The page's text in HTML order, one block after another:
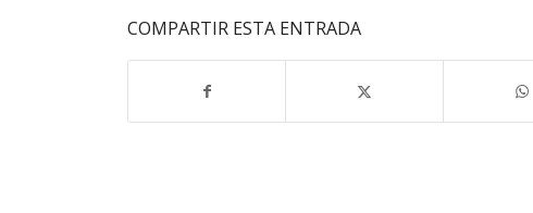
COMPARTIR ESTA ENTRADA